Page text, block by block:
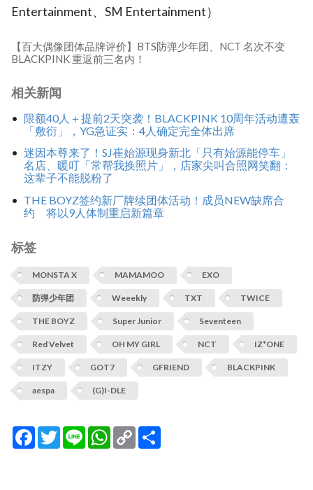
Entertainment、SM Entertainment）
【百大偶像团体品牌评价】BTS防弹少年团、NCT 名次不变
BLACKPINK 重返前三名内！
相关新闻
限额40人＋提前2天突袭！BLACKPINK 10周年活动遭轰
「敷衍」，YG急证实：4人确定完全体出席
迷因本尊来了！SJ崔始源现身新北「只有始源能停车」
名店、暖叮「常帮我换照片」，店家尖叫合照网笑翻：
这辈子不能脱粉了
THE BOYZ签约新厂牌续团体活动！成员NEW缺席合
约 将以9人体制重启新篇章
标签
MONSTA X MAMAMOO EXO
防弹少年团 Weeekly TXT TWICE
THE BOYZ Super Junior Seventeen
Red Velvet OH MY GIRL NCT IZ*ONE
ITZY GOT7 GFRIEND BLACKPINK
aespa (G)I-DLE
Facebook
TwitterLine WhatsApp
Copy
Link